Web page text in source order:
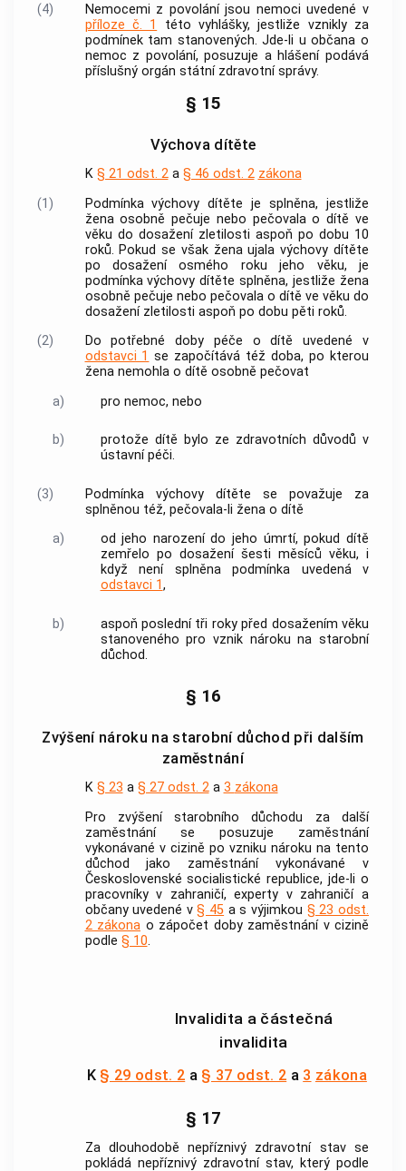
(4)
Nemocemi z povolání jsou nemoci uvedené v
příloze č. 1
této vyhlášky, jestliže vznikly za
podmínek tam stanovených. Jde-li u občana o
nemoc z povolání, posuzuje a hlášení podává
příslušný orgán státní zdravotní správy.
§ 15
Výchova dítěte
K § 21 odst. 2a § 46 odst. 2 zákona
(1)
Podmínka výchovy dítěte je splněna, jestliže
žena osobně pečuje nebo pečovala o dítě ve
věku do dosažení zletilosti aspoň po dobu 10
roků. Pokud se však žena ujala výchovy dítěte
po dosažení osmého roku jeho věku, je
podmínka výchovy dítěte splněna, jestliže žena
osobně pečuje nebo pečovala o dítě ve věku do
dosažení zletilosti aspoň po dobu pěti roků.
(2)
Do potřebné doby péče o dítě uvedené v
odstavci 1 se započítává též doba, po kterou
žena nemohla o dítě osobně pečovat
a)
pro nemoc, nebo
b)
protože dítě bylo ze zdravotních důvodů v
ústavní péči.
(3)
Podmínka výchovy dítěte se považuje za
splněnou též, pečovala-li žena o dítě
a)
od jeho narození do jeho úmrtí, pokud dítě
zemřelo po dosažení šesti měsíců věku, i
když není splněna podmínka uvedená v
odstavci 1,
b)
aspoň poslední tři roky před dosažením věku
stanoveného pro vznik nároku na starobní
důchod.
§ 16
Zvýšení nároku na starobní důchod při dalším
zaměstnání
K § 23 a § 27 odst. 2a 3 zákona
Pro zvýšení starobního důchodu za další
zaměstnání se posuzuje zaměstnání
vykonávané v cizině po vzniku nároku na tento
důchod jako zaměstnání vykonávané v
Československé socialistické republice, jde-li o
pracovníky v zahraničí, experty v zahraničí a
občany uvedené v§ 45 a s výjimkou § 23 odst.
2 zákona o zápočet doby zaměstnání v cizině
podle § 10.
Invalidita a částečná
invalidita
K § 29 odst. 2 a § 37 odst. 2 a 3 zákona
§ 17
Za dlouhodobě nepříznivý zdravotní stav se
pokládá nepříznivý zdravotní stav, který podle